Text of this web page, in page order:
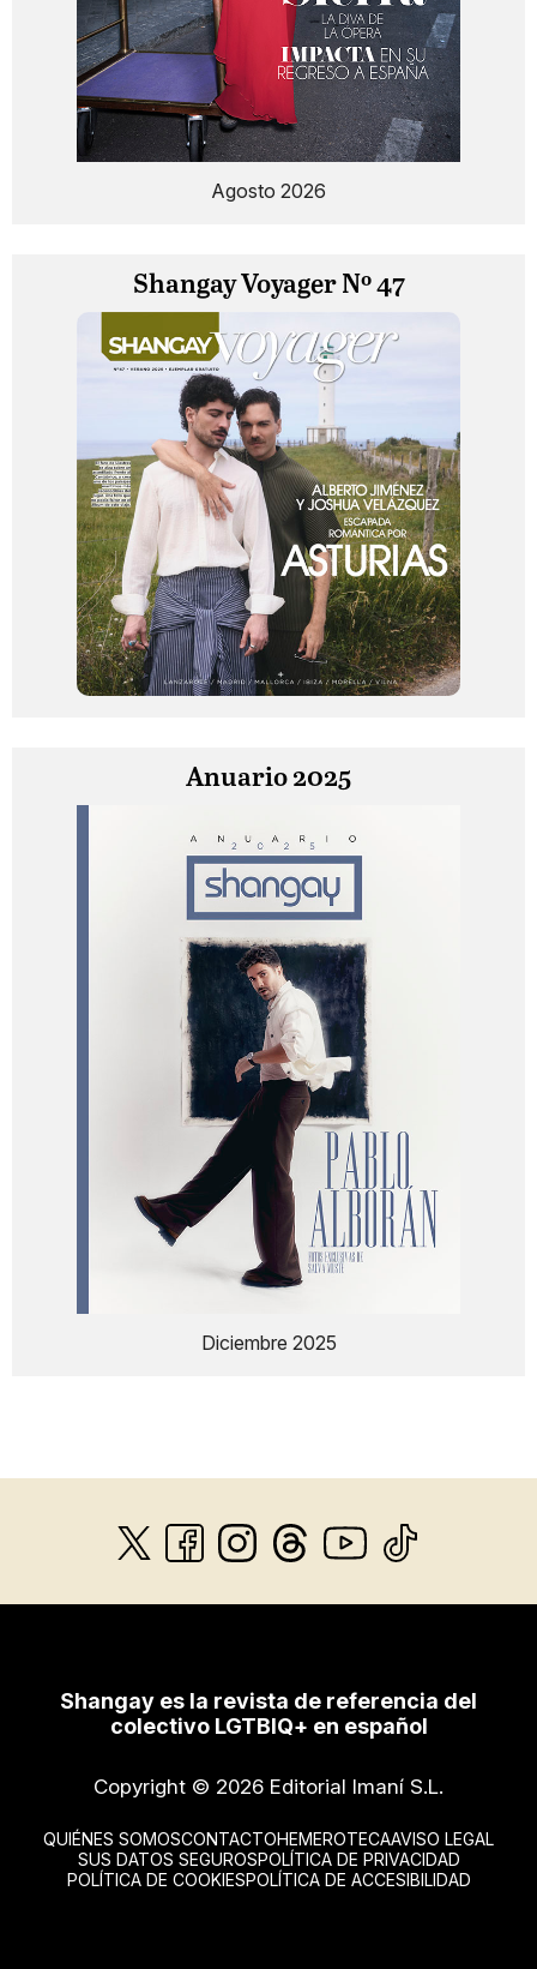
Agosto 2026
Shangay Voyager Nº 47
Anuario 2025
Diciembre 2025
Shangay es la revista de referencia del
colectivo LGTBIQ+ en español
Copyright © 2026 Editorial Imaní S.L.
QUIÉNES SOMOSCONTACTOHEMEROTECAAVISO LEGAL
SUS DATOS SEGUROSPOLÍTICA DE PRIVACIDAD
POLÍTICA DE COOKIESPOLÍTICA DE ACCESIBILIDAD